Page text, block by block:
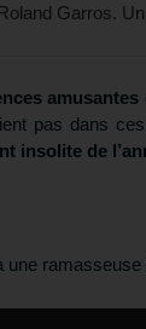
Garros.
amusantes
pas dans
insolite de
une ramasseuse